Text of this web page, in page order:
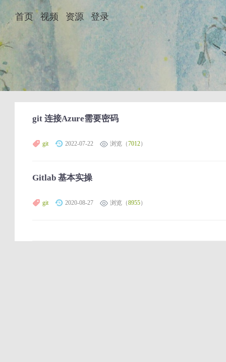
首页 视频 资源 登录
git 连接Azure需要密码
git 2022-07-22 浏览（7012）
Gitlab 基本实操
git 2020-08-27 浏览（8955）